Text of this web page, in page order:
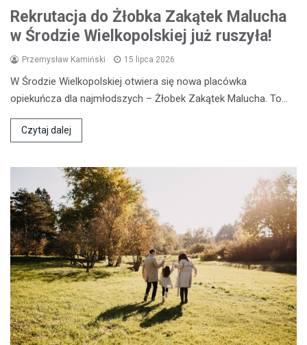
Rekrutacja do Żłobka Zakątek Malucha
w Środzie Wielkopolskiej już ruszyła!
Przemysław Kamiński 15 lipca 2026
W Środzie Wielkopolskiej otwiera się nowa placówka
opiekuńcza dla najmłodszych – Żłobek Zakątek Malucha. To…
Czytaj dalej